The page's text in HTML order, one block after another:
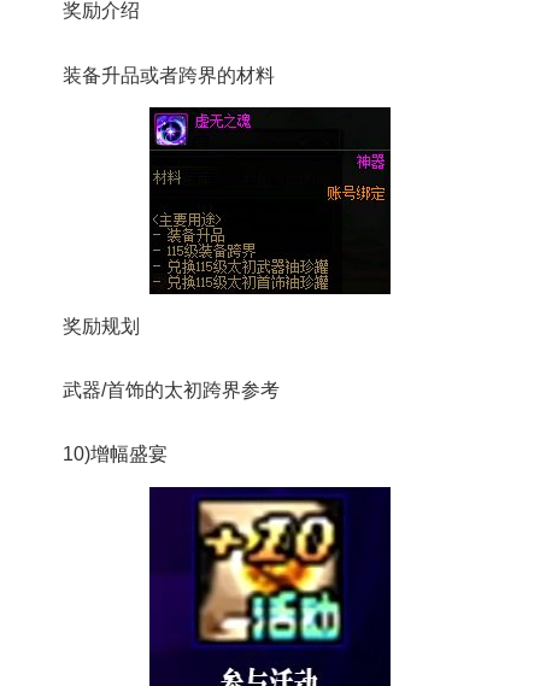
奖励介绍
装备升品或者跨界的材料
奖励规划
武器/首饰的太初跨界参考
10)增幅盛宴